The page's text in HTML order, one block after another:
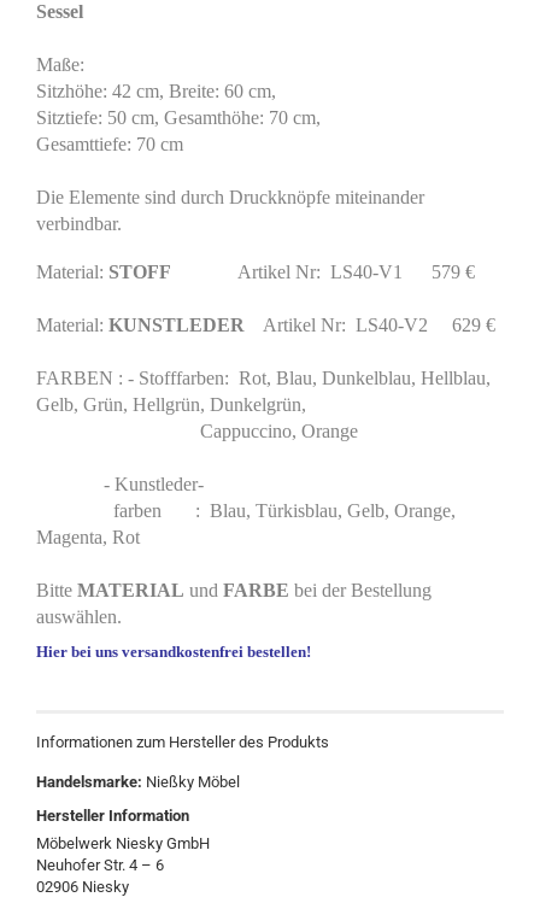
Sessel
Maße:
Sitzhöhe: 42 cm, Breite: 60 cm,
Sitztiefe: 50 cm, Gesamthöhe: 70 cm,
Gesamttiefe: 70 cm
Die Elemente sind durch Druckknöpfe miteinander
verbindbar.
Material: STOFF Artikel Nr: LS40-V1 579 €
Material: KUNSTLEDER Artikel Nr: LS40-V2 629 €
FARBEN : - Stofffarben: Rot, Blau, Dunkelblau, Hellblau,
Gelb, Grün, Hellgrün, Dunkelgrün,
Cappuccino, Orange
- Kunstleder-
farben : Blau, Türkisblau, Gelb, Orange,
Magenta, Rot
Bitte MATERIAL und FARBE bei der Bestellung
auswählen.
Hier bei uns versandkostenfrei bestellen!
Informationen zum Hersteller des Produkts
Handelsmarke: Nießky Möbel
Hersteller Information
Möbelwerk Niesky GmbH
Neuhofer Str. 4 – 6
02906 Niesky